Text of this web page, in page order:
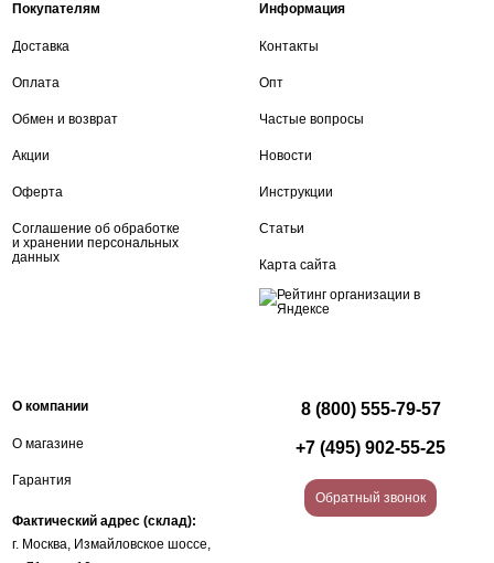
Покупателям
Доставка
Оплата
Обмен и возврат
Акции
Оферта
Соглашение об обработке
и хранении персональных
данных
Информация
Контакты
Опт
Частые вопросы
Новости
Инструкции
Статьи
Карта сайта
О компании
О магазине
Гарантия
Фактический адрес (склад):
г. Москва, Измайловское шоссе,
8 (800) 555-79-57
+7 (495) 902-55-25
Обратный звонок